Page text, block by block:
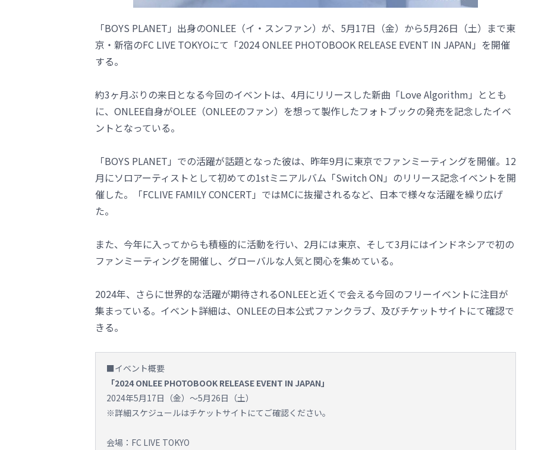
「BOYS PLANET」出身のONLEE（イ・スンファン）が、5月17日（金）から5月26日（土）まで東
京・新宿のFC LIVE TOKYOにて「2024 ONLEE PHOTOBOOK RELEASE EVENT IN JAPAN」を開催
する。
約3ヶ月ぶりの来日となる今回のイベントは、4月にリリースした新曲「Love Algorithm」ととも
に、ONLEE自身がOLEE（ONLEEのファン）を想って製作したフォトブックの発売を記念したイベ
ントとなっている。
「BOYS PLANET」での活躍が話題となった彼は、昨年9月に東京でファンミーティングを開催。12
月にソロアーティストとして初めての1stミニアルバム「Switch ON」のリリース記念イベントを開
催した。「FCLIVE FAMILY CONCERT」ではMCに抜擢されるなど、日本で様々な活躍を繰り広げ
た。
また、今年に入ってからも積極的に活動を行い、2月には東京、そして3月にはインドネシアで初の
ファンミーティングを開催し、グローバルな人気と関心を集めている。
2024年、さらに世界的な活躍が期待されるONLEEと近くで会える今回のフリーイベントに注目が
集まっている。イベント詳細は、ONLEEの日本公式ファンクラブ、及びチケットサイトにて確認で
きる。
■イベント概要
「2024 ONLEE PHOTOBOOK RELEASE EVENT IN JAPAN」
2024年5月17日（金）～5月26日（土）
※詳細スケジュールはチケットサイトにてご確認ください。
会場：FC LIVE TOKYO